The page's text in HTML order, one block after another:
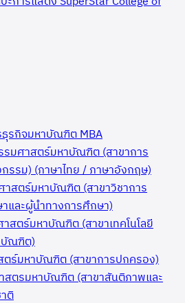
รกิจมหาบัณฑิต MBA
มศาสตร์มหาบัณฑิต (สาขาการ
รรม) (ภาษาไทย / ภาษาอังกฤษ)
สตร์มหาบัณฑิต (สาขาวิชาการ
และผู้นำทางการศึกษา)
สตร์มหาบัณฑิต (สาขาเทคโนโลยี
บัณฑิต)
ร์มหาบัณฑิต (สาขาการปกครอง)
ตรมหาบัณฑิต (สาขาสันติภาพและ
ติ